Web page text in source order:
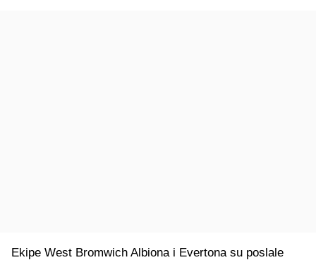
Ekipe West Bromwich Albiona i Evertona su poslale